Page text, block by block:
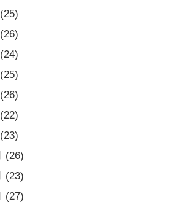
(25)
(26)
(24)
(25)
(26)
(22)
(23)
(26)
(23)
(27)